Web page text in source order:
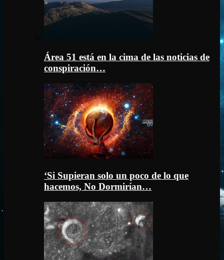
Área 51 está en la cima de las noticias de
conspiración…
‘Si Supieran solo un poco de lo que
hacemos, No Dormirían…